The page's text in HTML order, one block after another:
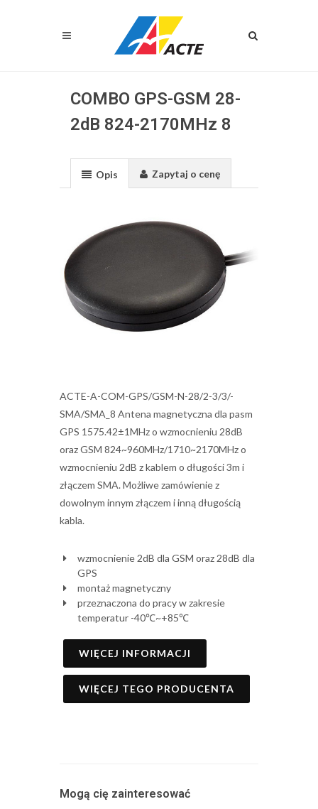
COMBO GPS-GSM 28-
2dB 824-2170MHz 8
Opis Zapytaj o cenę
ACTE-A-COM-GPS/GSM-N-28/2-3/3/-
SMA/SMA_8 Antena magnetyczna dla pasm
GPS 1575.42±1MHz o wzmocnieniu 28dB
oraz GSM 824~960MHz/1710~2170MHz o
wzmocnieniu 2dB z kablem o długości 3m i
złączem SMA. Możliwe zamówienie z
dowolnym innym złączem i inną długością
kabla.
wzmocnienie 2dB dla GSM oraz 28dB dla
GPS
montaż magnetyczny
przeznaczona do pracy w zakresie
temperatur -40℃~+85℃
WIĘCEJ INFORMACJI
WIĘCEJ TEGO PRODUCENTA
Mogą cię zainteresować